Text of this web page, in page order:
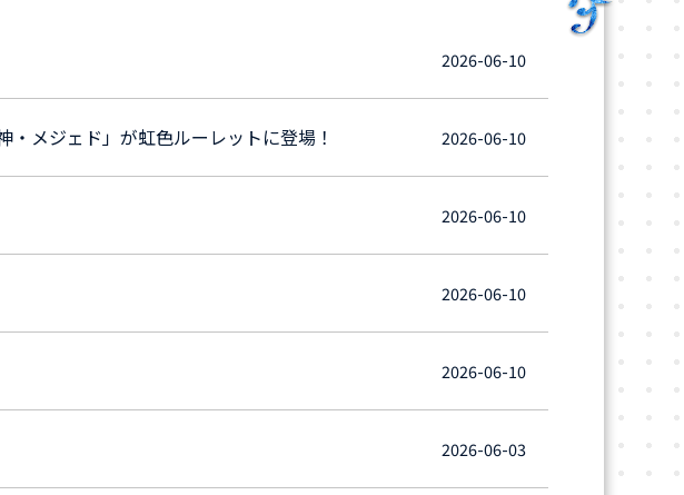
2026-06-10
メジェド」が虹色ルーレットに登場！ 2026-06-10
2026-06-10
2026-06-10
2026-06-10
2026-06-03